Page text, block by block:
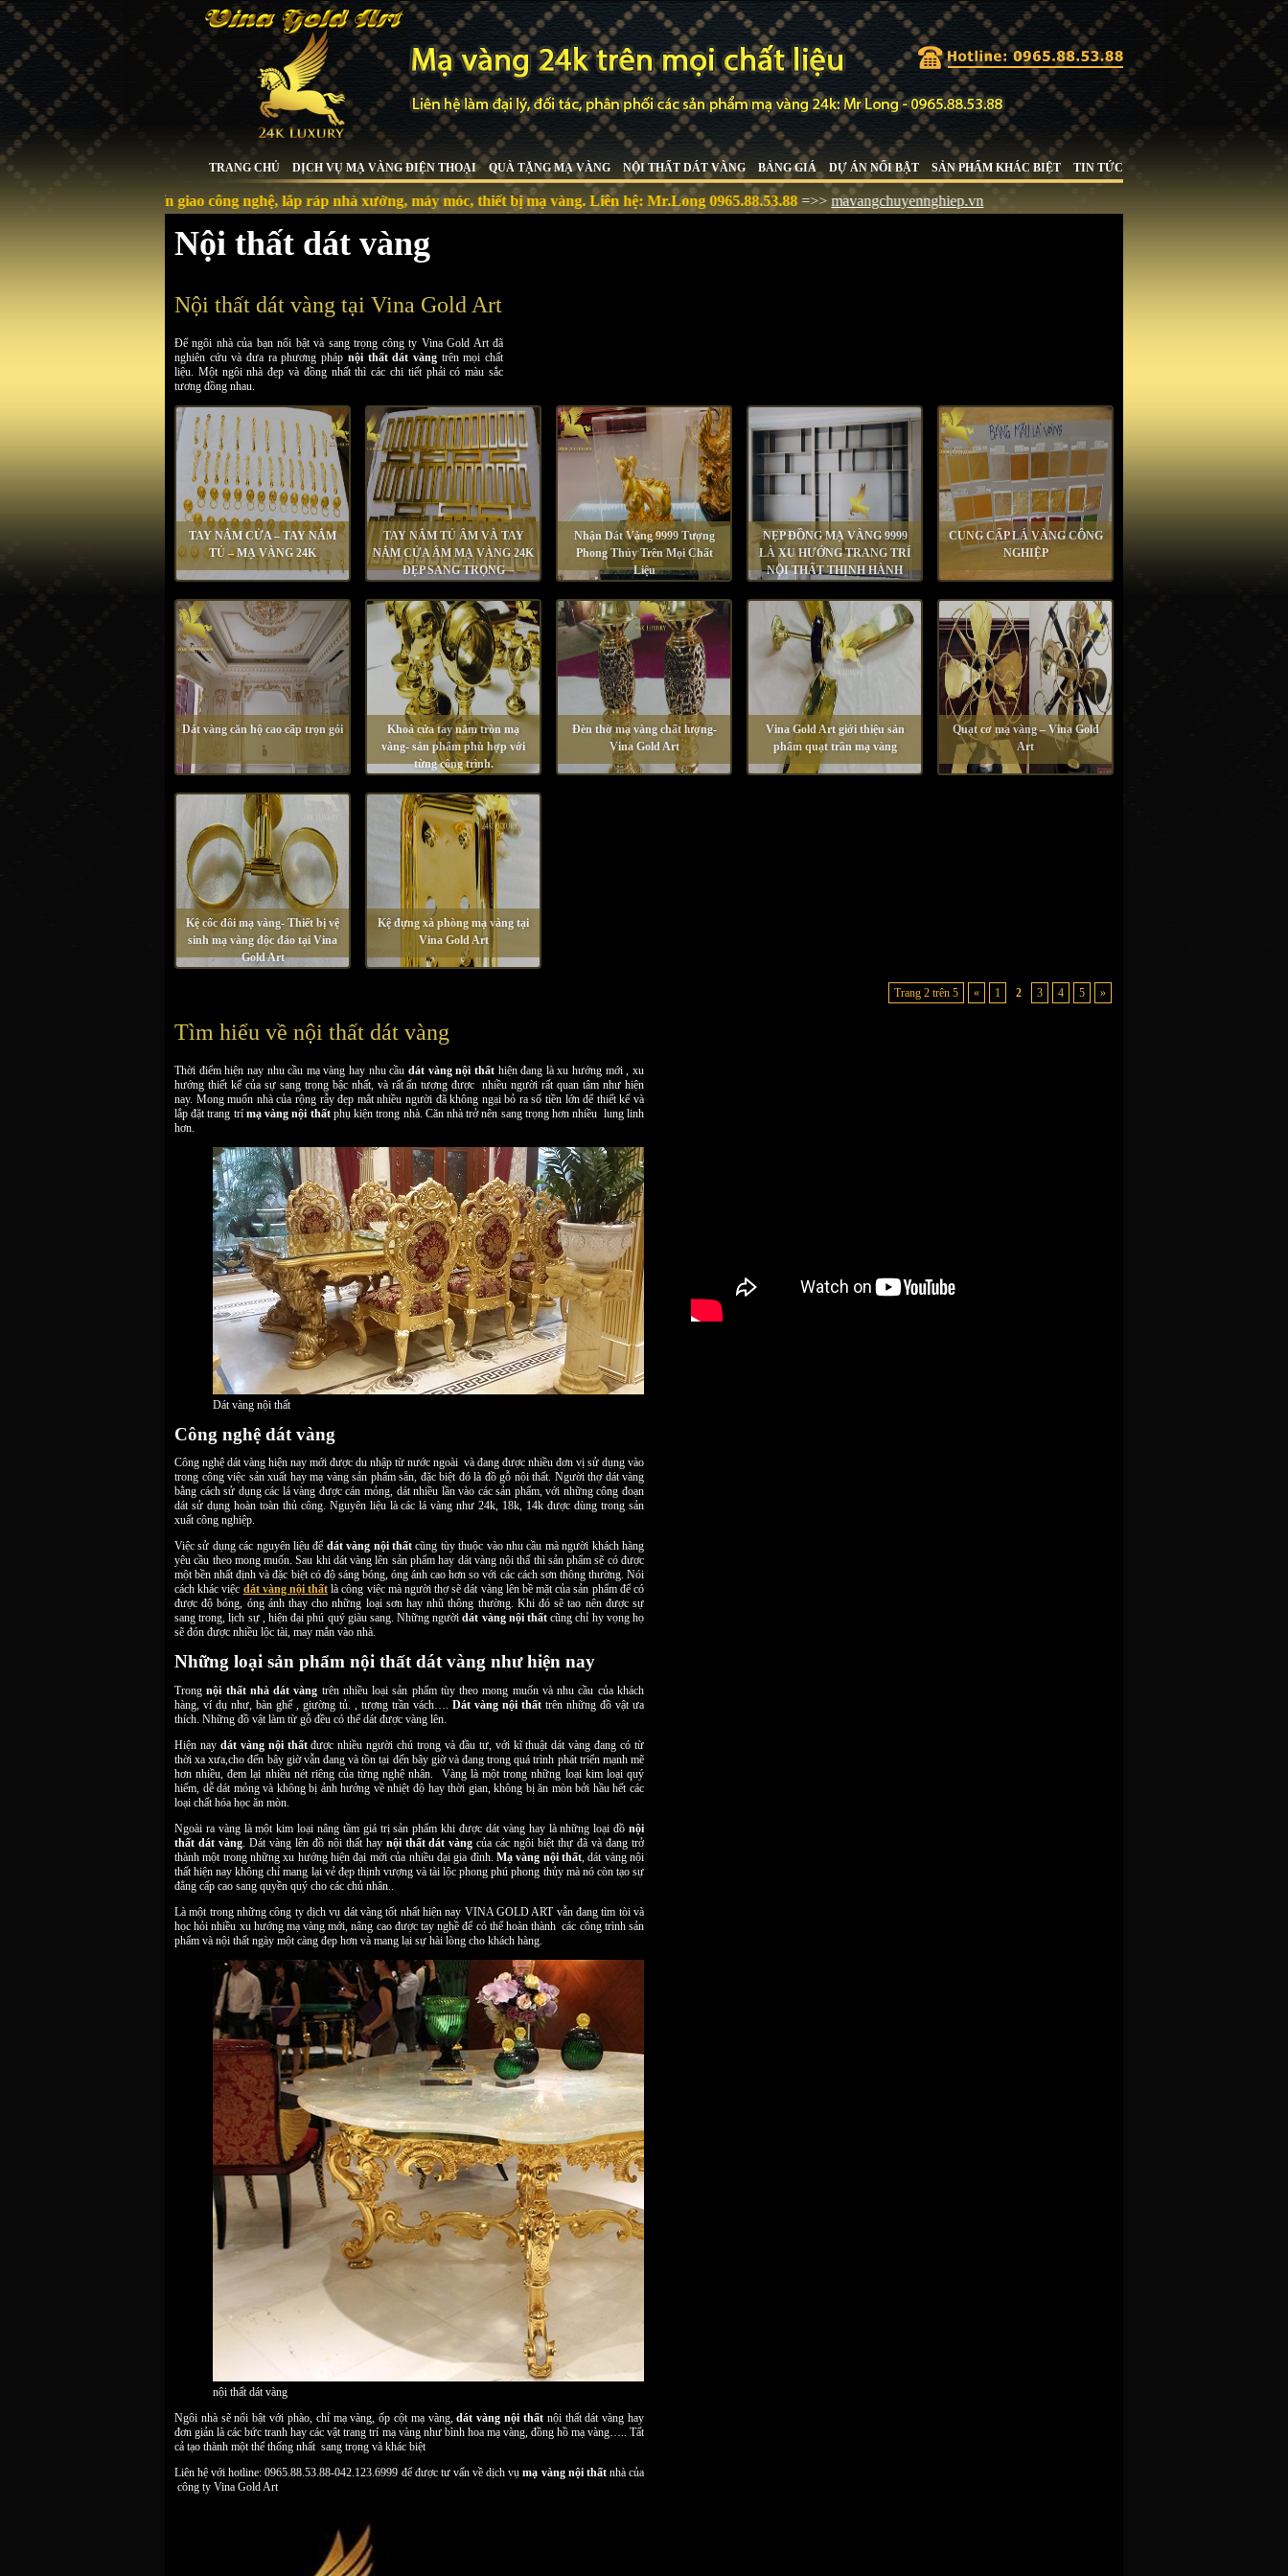
TRANG CHỦ DỊCH VỤ MẠ VÀNG ĐIỆN THOẠI QUÀ TẶNG MẠ VÀNG NỘI THẤT DÁT VÀNG BẢNG GIÁ DỰ ÁN NỔI BẬT SẢN PHẨM KHÁC BIỆT TIN TỨC
Chuyển giao công nghệ, lắp ráp nhà xưởng, máy móc, thiết bị mạ vàng. Liên hệ:Mr.Long 0965.88.53.88=>>mavangchuyennghiep.vn
Nội thất dát vàng
Nội thất dát vàng tại Vina Gold Art
Để ngôi nhà của bạn nổi bật và sang trọng công ty Vina Gold Art đã
nghiên cứu và đưa ra phương pháp nội thất dát vàngtrên mọi chất
liệu. Một ngôi nhà đẹp và đồng nhất thì các chi tiết phải có màu sắc
tương đồng nhau.
TAY NẮM CỬA – TAY NẮM
TỦ – MẠ VÀNG 24K
TAY NẮM TỦ ÂM VÀ TAY
NẮM CỬA ÂM MẠ VÀNG 24K
ĐẸP SANG TRỌNG
Nhận Dát Vàng 9999 Tượng
Phong Thủy Trên Mọi Chất
Liệu
NẸP ĐỒNG MẠ VÀNG 9999
LÀ XU HƯỚNG TRANG TRÍ
NỘI THẤT THỊNH HÀNH
CUNG CẤP LÁ VÀNG CÔNG
NGHIỆP
Dát vàng căn hộ cao cấp trọn gói
Khoá cửa tay nắm tròn mạ
vàng- sản phẩm phù hợp với
từng công trình.
Đèn thờ mạ vàng chất lượng-
Vina Gold Art
Vina Gold Art giới thiệu sản
phẩm quạt trần mạ vàng
Quạt cơ mạ vàng – Vina Gold
Art
Kệ cốc đôi mạ vàng- Thiết bị vệ
sinh mạ vàng độc đáo tại Vina
Gold Art
Kệ đựng xà phòng mạ vàng tại
Vina Gold Art
Trang 2 trên 5 « 1 2 3 4 5 »
Tìm hiểu về nội thất dát vàng
Thời điểm hiện nay nhu cầu mạ vàng hay nhu cầu dát vàng nội thấthiện đang là xu hướng mới , xu
hướng thiết kế của sự sang trọng bậc nhất, và rất ấn tượng được nhiều người rất quan tâm như hiện
nay. Mong muốn nhà của rộng rẫy đẹp mắt nhiều người đã không ngại bỏ ra số tiền lớn để thiết kế và
lắp đặt trang trí mạ vàng nội thấtphụ kiện trong nhà. Căn nhà trở nên sang trọng hơn nhiều lung linh
hơn.
Dát vàng nội thất
Công nghệ dát vàng
Công nghệ dát vàng hiện nay mới được du nhập từ nước ngoài và đang được nhiều đơn vị sử dụng vào
trong công việc sản xuất hay mạ vàng sản phẩm sẵn, đặc biệt đó là đồ gỗ nội thất. Người thợ dát vàng
bằng cách sử dụng các lá vàng được cán mỏng, dát nhiều lần vào các sản phẩm, với những công đoạn
dát sử dụng hoàn toàn thủ công. Nguyên liệu là các lá vàng như 24k, 18k, 14k được dùng trong sản
xuất công nghiệp.
Việc sử dụng các nguyên liệu để dát vàng nội thất cũng tùy thuộc vào nhu cầu mà người khách hàng
yêu cầu theo mong muốn. Sau khi dát vàng lên sản phẩm hay dát vàng nội thấ thì sản phẩm sẽ có được
một bền nhất định và đặc biệt có độ sáng bóng, óng ánh cao hơn so với các cách sơn thông thường. Nói
cách khác việc dát vàng nội thất là công việc mà người thợ sẽ dát vàng lên bề mặt của sản phẩm để có
được độ bóng, óng ánh thay cho những loại sơn hay nhũ thông thường. Khi đó sẽ tao nên được sự
sang trong, lịch sự , hiện đại phú quý giàu sang. Những ngườidát vàng nội thất cũng chỉ hy vọng họ
sẽ đón được nhiều lộc tài, may mắn vào nhà.
Những loại sản phẩm nội thất dát vàng như hiện nay
Trongnội thất nhà dát vàng trên nhiều loại sản phẩm tùy theo mong muốn và nhu cầu của khách
hàng, ví dụ như, bàn ghế , giường tủ. , tượng trần vách…. Dát vàng nội thất trên những đồ vật ưa
thích. Những đồ vật làm từ gỗ đều có thể dát được vàng lên.
Hiện nay dát vàng nội thấtđược nhiều người chú trọng và đầu tư, với kĩ thuật dát vàng đang có từ
thời xa xưa,cho đến bây giờ vẫn đang và tồn tại đến bây giờ và đang trong quá trình phát triển mạnh mẽ
hơn nhiều, đem lại nhiều nét riêng của từng nghệ nhân. Vàng là một trong những loại kim loại quý
hiếm, dễ dát mỏng và không bị ảnh hưởng về nhiệt độ hay thời gian, không bị ăn mòn bởi hầu hết các
loại chất hóa học ăn mòn.
Ngoài ra vàng là một kim loại nâng tầm giá trị sản phẩm khi được dát vàng hay là những loại đồ nội
thất dát vàng. Dát vàng lên đồ nội thất hay nội thất dát vàng của các ngôi biệt thự đã và đang trở
thành một trong những xu hướng hiện đại mới của nhiều đại gia đình. Mạ vàng nội thất, dát vàng nội
thất hiện nay không chỉ mang lại vẻ đẹp thịnh vượng và tài lộc phong phú phong thủy mà nó còn tạo sự
đẳng cấp cao sang quyền quý cho các chủ nhân..
Là một trong những công ty dịch vụ dát vàng tốt nhất hiện nay VINA GOLD ART vẫn đang tìm tòi và
học hỏi nhiều xu hướng mạ vàng mới, nâng cao được tay nghề để có thể hoàn thành các công trình sản
phẩm và nội thất ngày một càng đẹp hơn và mang lại sự hài lòng cho khách hàng.
nội thất dát vàng
Ngôi nhà sẽ nổi bật với phào, chỉ mạ vàng, ốp cột mạ vàng,dát vàng nội thấtnội thất dát vàng hay
đơn giản là các bức tranh hay các vật trang trí mạ vàng như bình hoa mạ vàng, đồng hồ mạ vàng….. Tất
cả tạo thành một thể thống nhất sang trọng và khác biệt
Liên hệ với hotline: 0965.88.53.88-042.123.6999 để được tư vấn về dịch vụmạ vàng nội thấtnhà của
công ty Vina Gold Art